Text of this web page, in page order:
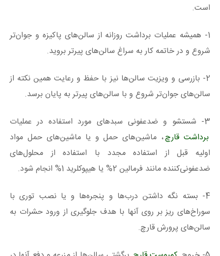
است.
1- همیشه عملیات برداشت روزانه از سالن‌های پاکیزه و جوان‌تر
شروع و در خاتمه کار به سراغ سالن‌های پیرتر بروید.
2- بازرسی و ویزیت سالن‌ها نیز با حفظ و رعایت همین نکته از
سالن‌های جوان‌تر شروع و با سالن‌های پیرتر به پایان برسد.
3- شستشو و ضدعفونی سبدهای مورد استفاده در عملیات
برداشت قارچ، ماشین‌های حمل و یا ماشین‌های حمل مواد
اولیه قبل از استفاده مجدد با استفاده از محلول‌های
ضدعفونی‌کننده مانند فرمالین 2% یا هیپوکلرید 1% انجام شود.
4- بسته نگه داشتن درب‌ها و پنجره‌ها و یا نصب توری با
سوراخ‌های ریز بر روی آنها با هدف جلوگیری از ورود حشرات به
سالن‌های پرورش قارچ.